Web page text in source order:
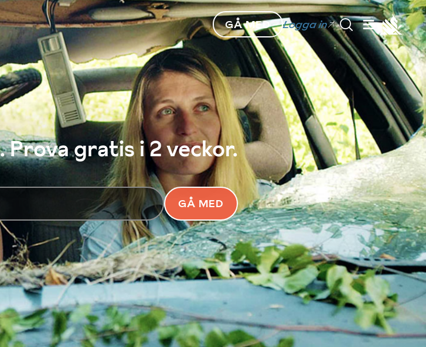
GÅ MED Logga in
Prova gratis i 2 veckor.
GÅ MED